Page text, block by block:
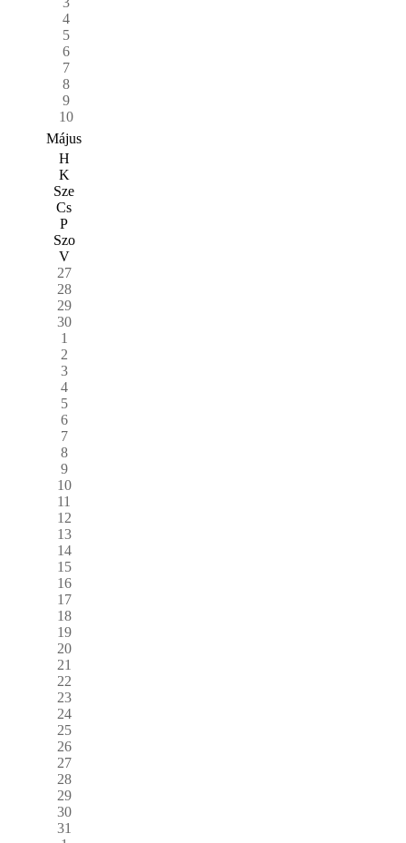
4
5
6
7
8
9
10
Május
H
K
Sze
Cs
P
Szo
V
27
28
29
30
1
2
3
4
5
6
7
8
9
10
11
12
13
14
15
16
17
18
19
20
21
22
23
24
25
26
27
28
29
30
31